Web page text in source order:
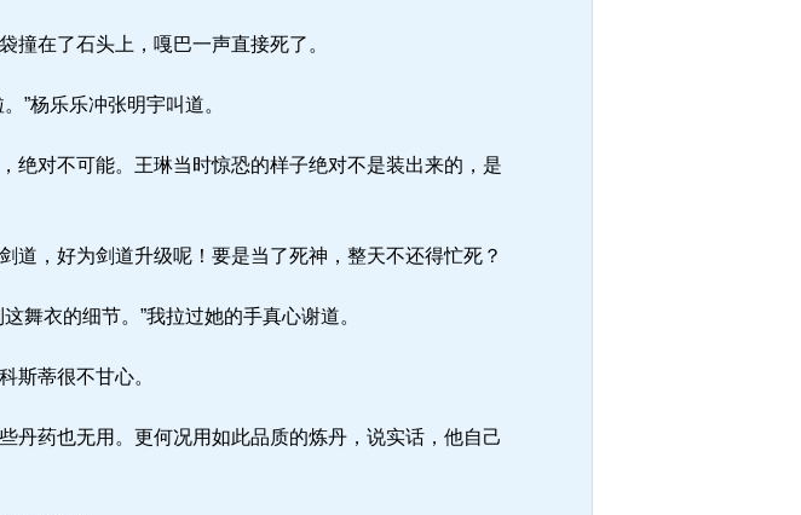
在了石头上，嘎巴一声直接死了。
”杨乐乐冲张明宇叫道。
对不可能。王琳当时惊恐的样子绝对不是装出来的，是
，好为剑道升级呢！要是当了死神，整天不还得忙死？
舞衣的细节。”我拉过她的手真心谢道。
斯蒂很不甘心。
药也无用。更何况用如此品质的炼丹，说实话，他自己